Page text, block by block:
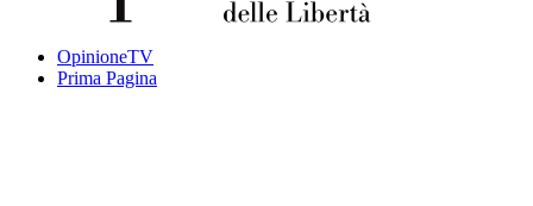
OpinioneTV
Prima Pagina